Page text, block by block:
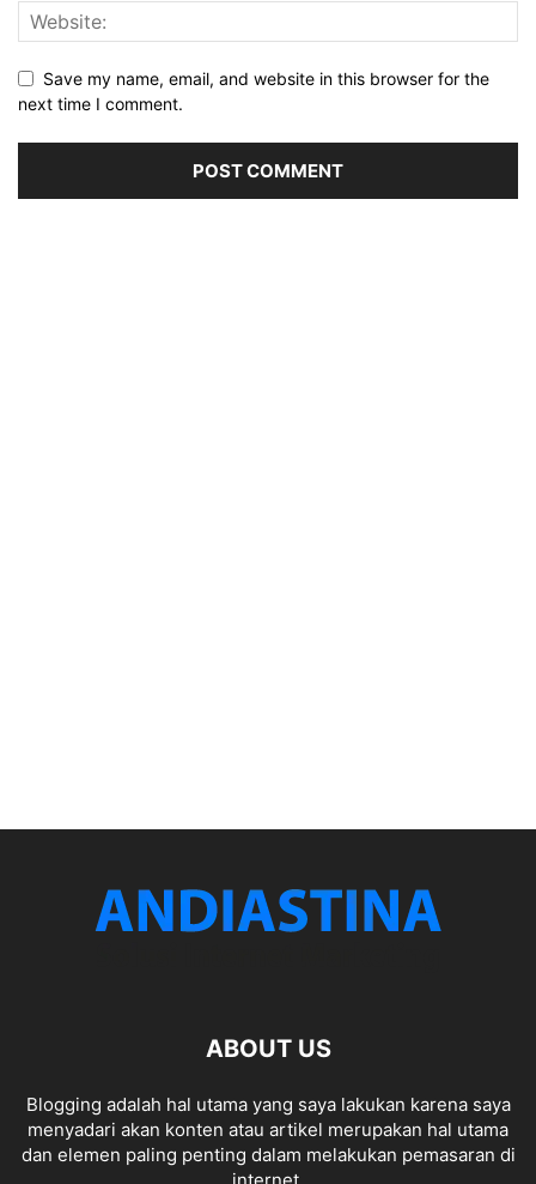
Save my name, email, and website in this browser for the
next time I comment.
ABOUT US
Blogging adalah hal utama yang saya lakukan karena saya
menyadari akan konten atau artikel merupakan hal utama
dan elemen paling penting dalam melakukan pemasaran di